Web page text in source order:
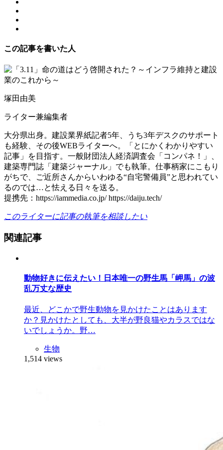
この記事を書いた人
塚田由美
ライター兼編集者
大分県出身。建設業界紙記者5年、うち3年デスクのサポート
も経験、その後WEBライターへ。「とにかくわかりやすい
記事」を目指す。一般財団法人経済調査会「コンパネ！」、
建築専門誌「建築ジャーナル」でも執筆。仕事柄家にこもり
がちで、ご近所さんからいわゆる“自宅警備員”と思われてい
るのでは…と怯える日々を送る。
提携先：https://iammedia.co.jp/ https://daiju.tech/
このライターに記事の執筆を相談したい
関連記事
動物好きに伝えたい！日本唯一の野生馬「岬馬」の波
乱万丈な歴史
最近、どこかで野生動物を見かけたことはあります
か？見かけたとしても、大半が野良猫やカラスではな
いでしょうか。野…
生物
1,514 views